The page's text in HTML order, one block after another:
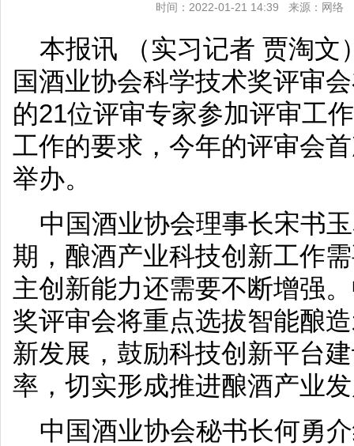
时间：2022-01-21 14:39 来源：网络
本报讯 （实习记者 贾淘文
国酒业协会科学技术奖评审
的21位评审专家参加评审工
工作的要求，今年的评审会
举办。
中国酒业协会理事长宋书
期，酿酒产业科技创新工作
主创新能力还需要不断增强
奖评审会将重点选拔智能酿
新发展，鼓励科技创新平台
率，切实形成推进酿酒产业
中国酒业协会秘书长何勇